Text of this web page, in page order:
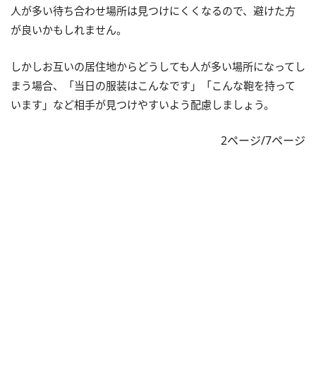
人が多い待ち合わせ場所は見つけにくくなるので、避けた方
が良いかもしれません。
しかしお互いの居住地からどうしても人が多い場所になってし
まう場合、「当日の服装はこんなです」「こんな鞄を持って
います」など相手が見つけやすいよう配慮しましょう。
2ページ/7ページ